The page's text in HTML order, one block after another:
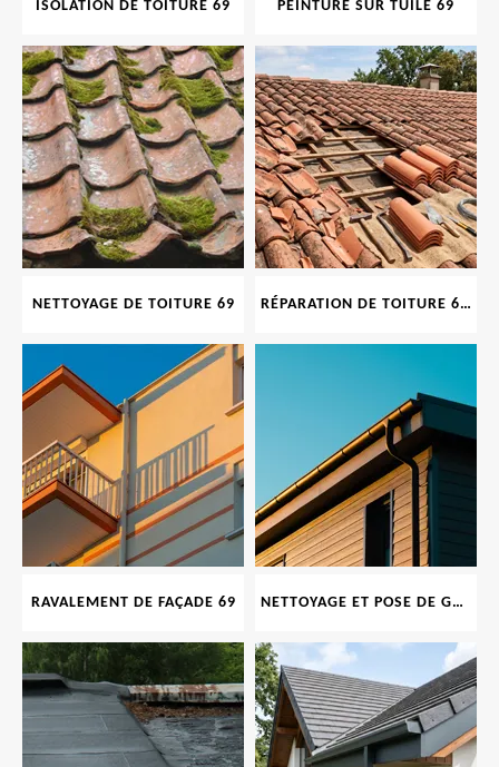
ISOLATION DE TOITURE 69 PEINTURE SUR TUILE 69
NETTOYAGE DE TOITURE 69 RÉPARATION DE TOITURE 69 RHONE, TUILES CASSÉES OU ABIMÉES
RAVALEMENT DE FAÇADE 69 NETTOYAGE ET POSE DE GOUTTIÈRE 69